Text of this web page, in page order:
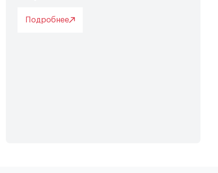
Подробнее